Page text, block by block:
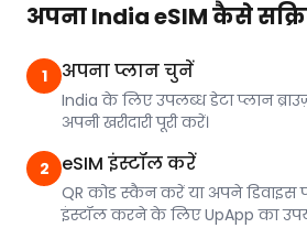
अपना India eSIM कैसे
1 अपना प्लान चुनें
India के लिए उपलब्ध डेटा प्लान
अपनी खरीदारी पूरी करें।
2 eSIM इंस्टॉल करें
QR कोड स्कैन करें या अपने डिवाइस
इंस्टॉल करने के लिए UpApp का